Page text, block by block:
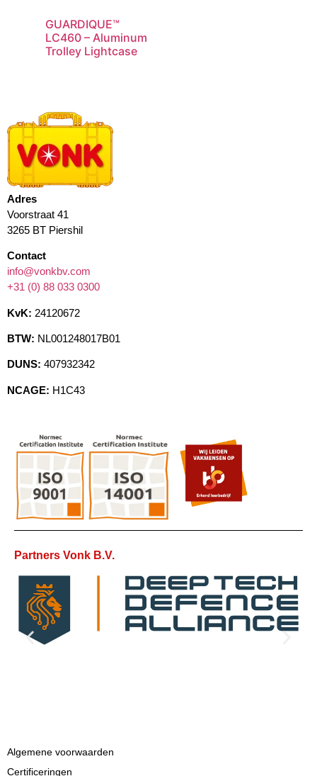
GUARDIQUE™
LC460 – Aluminum
Trolley Lightcase
Adres
Voorstraat 41
3265 BT Piershil
Contact
info@vonkbv.com
+31 (0) 88 033 0300
KvK: 24120672
BTW: NL001248017B01
DUNS: 407932342
NCAGE: H1C43
Partners Vonk B.V.
Algemene voorwaarden
Certificeringen